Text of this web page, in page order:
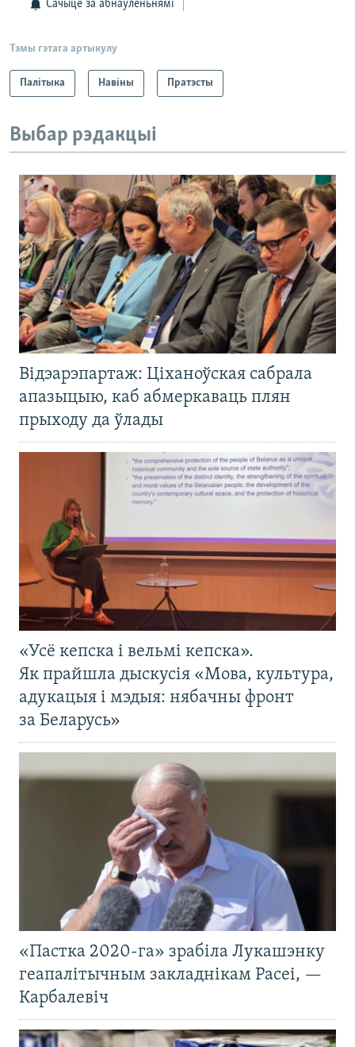
Сачыце за абнаўленьнямі
Тэмы гэтага артыкулу
Палітыка Навіны Пратэсты
Выбар рэдакцыі
Відэарэпартаж: Ціханоўская сабрала
апазыцыю, каб абмеркаваць плян
прыходу да ўлады
«Усё кепска і вельмі кепска».
Як прайшла дыскусія «Мова, культура,
адукацыя і мэдыя: нябачны фронт
за Беларусь»
«Пастка 2020-га» зрабіла Лукашэнку
геапалітычным закладнікам Расеі, —
Карбалевіч